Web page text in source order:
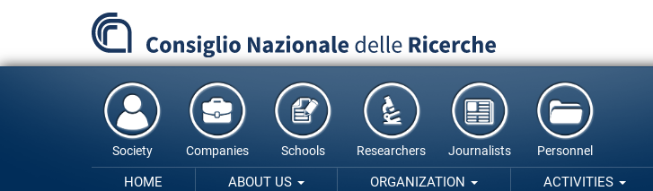
content
Society Companies Schools Researchers Journalists Personnel
HOME ABOUT US ORGANIZATION ACTIVITIES